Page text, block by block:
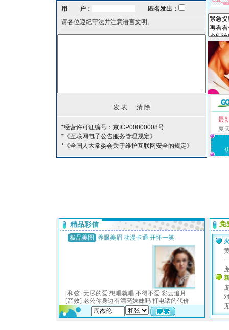
用 户：
匿名发出：
请各位遵纪守法并注意语言文明。
*经营许可证编号：京ICP00000008号
*《互联网电子公告服务管理规定》
*《全国人大常委会关于维护互联网安全的规定》
最
夏